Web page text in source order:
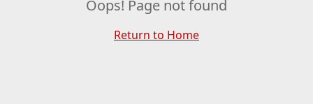
Oops! Page not found
Return to Home